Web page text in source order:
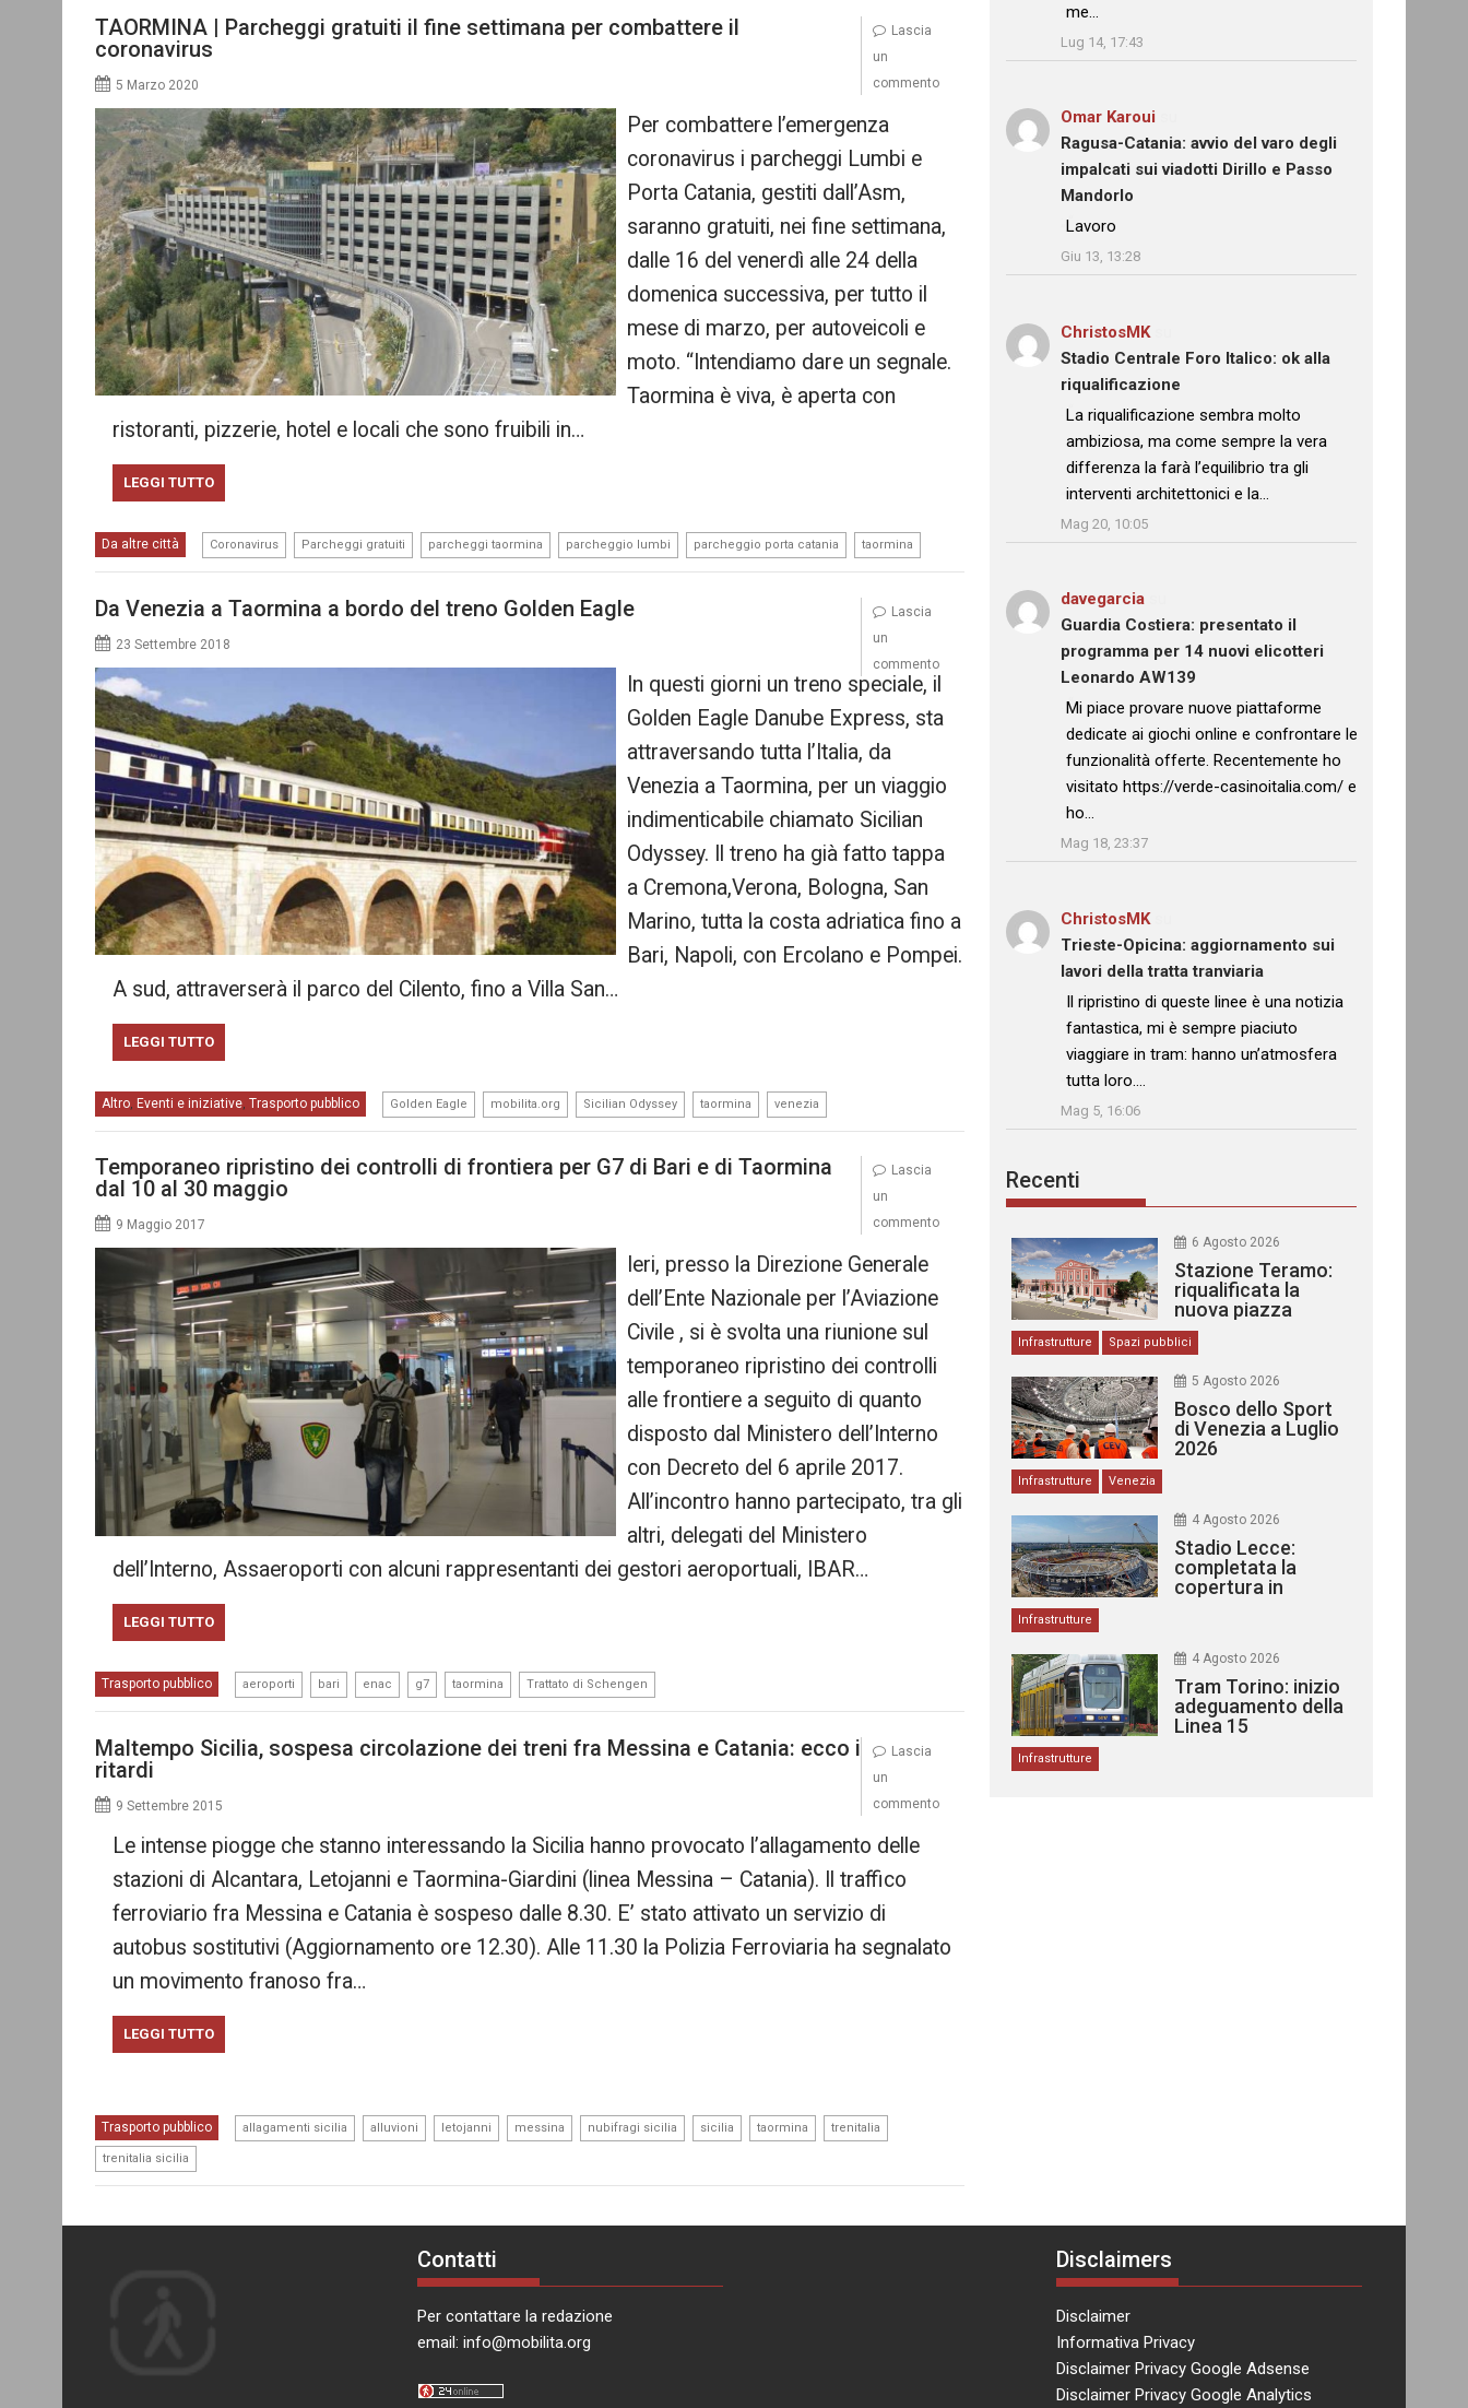
TAORMINA | Parcheggi gratuiti il fine settimana per combattere il
coronavirus
5 Marzo 2020
Per combattere l’emergenza
coronavirus i parcheggi Lumbi e
Porta Catania, gestiti dall’Asm,
saranno gratuiti, nei fine settimana,
dalle 16 del venerdì alle 24 della
domenica successiva, per tutto il
mese di marzo, per autoveicoli e
moto. “Intendiamo dare un segnale.
Taormina è viva, è aperta con
ristoranti, pizzerie, hotel e locali che sono fruibili in…
LEGGI TUTTO
Da altre città Coronavirus Parcheggi gratuiti parcheggi taormina parcheggio lumbi parcheggio porta catania taormina
Lascia
un
commento
Da Venezia a Taormina a bordo del treno Golden Eagle
23 Settembre 2018
In questi giorni un treno speciale, il
Golden Eagle Danube Express, sta
attraversando tutta l’Italia, da
Venezia a Taormina, per un viaggio
indimenticabile chiamato Sicilian
Odyssey. Il treno ha già fatto tappa
a Cremona,Verona, Bologna, San
Marino, tutta la costa adriatica fino a
Bari, Napoli, con Ercolano e Pompei.
A sud, attraverserà il parco del Cilento, fino a Villa San…
LEGGI TUTTO
Altro Eventi e iniziative Trasporto pubblico Golden Eagle mobilita.org Sicilian Odyssey taormina venezia
Lascia
un
commento
Temporaneo ripristino dei controlli di frontiera per G7 di Bari e di Taormina
dal 10 al 30 maggio
9 Maggio 2017
Ieri, presso la Direzione Generale
dell’Ente Nazionale per l’Aviazione
Civile , si è svolta una riunione sul
temporaneo ripristino dei controlli
alle frontiere a seguito di quanto
disposto dal Ministero dell’Interno
con Decreto del 6 aprile 2017.
All’incontro hanno partecipato, tra gli
altri, delegati del Ministero
dell’Interno, Assaeroporti con alcuni rappresentanti dei gestori aeroportuali, IBAR…
LEGGI TUTTO
Trasporto pubblico aeroporti bari enac g7 taormina Trattato di Schengen
Lascia
un
commento
Maltempo Sicilia, sospesa circolazione dei treni fra Messina e Catania: ecco i
ritardi
9 Settembre 2015
Le intense piogge che stanno interessando la Sicilia hanno provocato l’allagamento delle
stazioni di Alcantara, Letojanni e Taormina-Giardini (linea Messina – Catania). Il traffico
ferroviario fra Messina e Catania è sospeso dalle 8.30. E’ stato attivato un servizio di
autobus sostitutivi (Aggiornamento ore 12.30). Alle 11.30 la Polizia Ferroviaria ha segnalato
un movimento franoso fra…
LEGGI TUTTO
Trasporto pubblico allagamenti sicilia alluvioni letojanni messina nubifragi sicilia sicilia taormina trenitalia
trenitalia sicilia
Lascia
un
commento
me…
Lug 14, 17:43
Omar Karoui
Ragusa-Catania: avvio del varo degli
impalcati sui viadotti Dirillo e Passo
Mandorlo
: “Lavoro
Giu 13, 13:28
ChristosMKsu
Stadio Centrale Foro Italico: ok alla
riqualificazione
: “La riqualificazione sembra molto
ambiziosa, ma come sempre la vera
differenza la farà l’equilibrio tra gli
interventi architettonici e la…
Mag 20, 10:05
davegarcia
Guardia Costiera: presentato il
programma per 14 nuovi elicotteri
Leonardo AW139
: “
Mi piace provare nuove piattaforme
dedicate ai giochi online e confrontare le
funzionalità offerte. Recentemente ho
visitato https://verde-casinoitalia.com/ e
ho…
Mag 18, 23:37
ChristosMKsu
Trieste-Opicina: aggiornamento sui
lavori della tratta tranviaria
: “
Il ripristino di queste linee è una notizia
fantastica, mi è sempre piaciuto
viaggiare in tram: hanno un’atmosfera
tutta loro.…
Mag 5, 16:06
Recenti
6 Agosto 2026
Stazione Teramo:
riqualificata la
nuova piazza
urbana
Infrastrutture Spazi pubblici
5 Agosto 2026
Bosco dello Sport
di Venezia a Luglio
2026
Infrastrutture Venezia
4 Agosto 2026
Stadio Lecce:
completata la
copertura in
Infrastrutture
4 Agosto 2026
Tram Torino: inizio
adeguamento della
Linea 15
Infrastrutture
Contatti
Per contattare la redazione
email: info@mobilita.org
Disclaimers
Disclaimer
Informativa Privacy
Disclaimer Privacy Google Adsense
Disclaimer Privacy Google Analytics